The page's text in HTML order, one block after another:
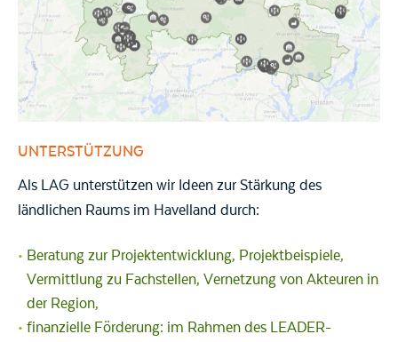
UNTERSTÜTZUNG
Als LAG unterstützen wir Ideen zur Stärkung des
ländlichen Raums im Havelland durch:
Beratung zur Projektentwicklung, Projektbeispiele,
Vermittlung zu Fachstellen, Vernetzung von Akteuren in
der Region,
finanzielle Förderung: im Rahmen des LEADER-